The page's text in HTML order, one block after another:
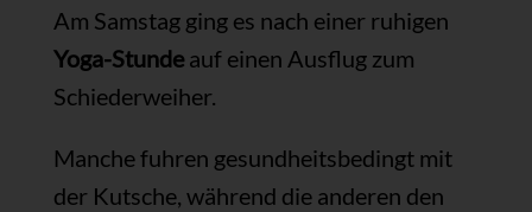
Am Samstag ging es nach einer ruhigen
Yoga-Stundeauf einen Ausflug zum
Schiederweiher.
Manche fuhren gesundheitsbedingt mit
der Kutsche, während die anderen den